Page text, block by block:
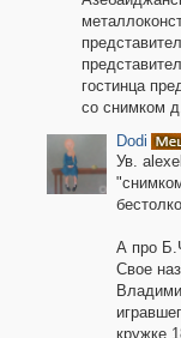
гостинца
со снимком
Dodi
Ув.
А про
Свое
кружке